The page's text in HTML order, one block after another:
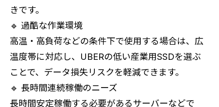
きです。
🔹 過酷な作業環境
高温・高負荷などの条件下で使用する場合は、広
温度帯に対応し、UBERの低い産業用SSDを選ぶ
ことで、データ損失リスクを軽減できます。
🔹 長時間連続稼働のニーズ
長時間安定稼働する必要があるサーバーなどで